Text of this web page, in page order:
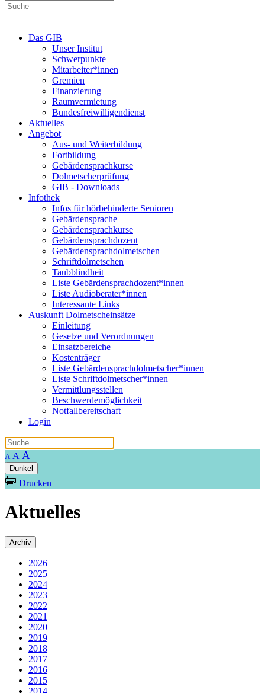
Das GIB
Unser Institut
Schwerpunkte
Mitarbeiter*innen
Gremien
Finanzierung
Raumvermietung
Bundesfreiwilligendienst
Aktuelles
Angebot
Aus- und Weiterbildung
Fortbildung
Gebärdensprachkurse
Dolmetscherprüfung
GIB - Downloads
Infothek
Infos für hörbehinderte Senioren
Gebärdensprache
Gebärdensprachkurse
Gebärdensprachdozent
Gebärdensprachdolmetschen
Schriftdolmetschen
Taubblindheit
Liste Gebärdensprachdozent*innen
Liste Audioberater*innen
Interessante Links
Auskunft Dolmetscheinsätze
Einleitung
Gesetze und Verordnungen
Einsatzbereiche
Kostenträger
Liste Gebärdensprachdolmetscher*innen
Liste Schriftdolmetscher*innen
Vermittlungsstellen
Beschwerdemöglichkeit
Notfallbereitschaft
Login
A A A
Dunkel
Drucken
Aktuelles
Archiv
2026
2025
2024
2023
2022
2021
2020
2019
2018
2017
2016
2015
2014